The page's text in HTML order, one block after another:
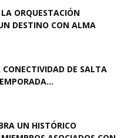
ORQUESTACIÓN
DESTINO CON ALMA
CONECTIVIDAD DE SALTA
UN HISTÓRICO